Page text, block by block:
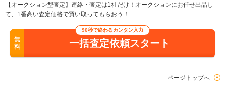
【オークション型査定】連絡・査定は1社だけ！オークションにお任せ出品し
て、1番高い査定価格で買い取ってもらおう！
無
料
90秒で終わるカンタン入力
一括査定依頼スタート
ページトップへ